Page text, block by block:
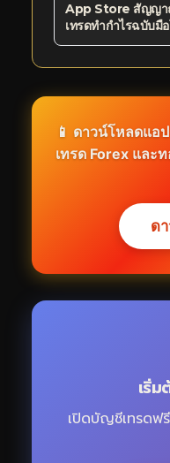
App Store สัญญา
เทรดทำกำไรฉบับมื
📱 ดาวน์โหลดแ
เทรด Forex และ
ด
เริ่ม
เปิดบัญชีเทรดฟ